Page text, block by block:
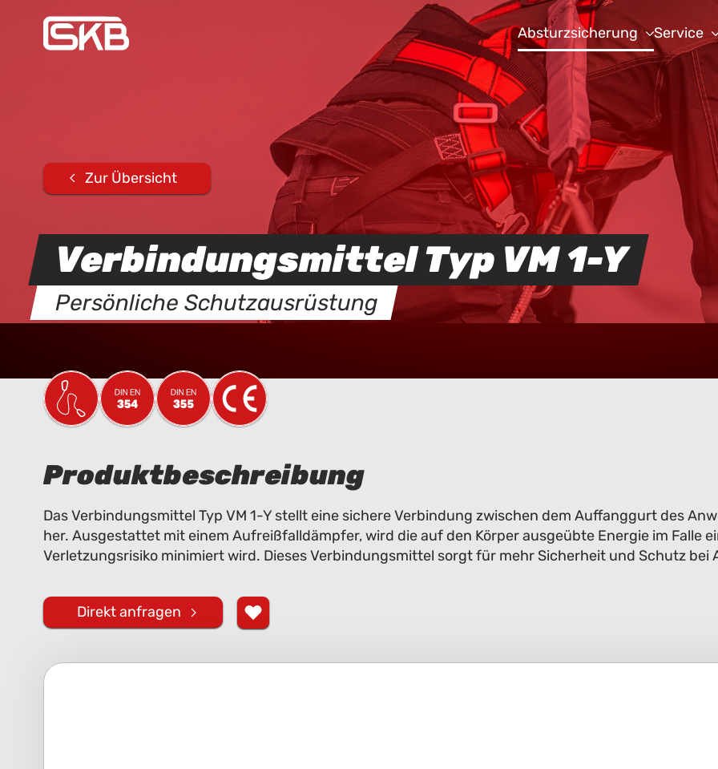
Absturzsicherung Service
Zur Übersicht
Verbindungsmittel Typ VM 1-Y
Persönliche Schutzausrüstung
Produktbeschreibung
Das Verbindungsmittel Typ VM 1-Y stellt eine sichere Verbindung zwischen dem Auffanggurt des
her. Ausgestattet mit einem Aufreißfalldämpfer, wird die auf den Körper ausgeübte Energie im Falle
Verletzungsrisiko minimiert wird. Dieses Verbindungsmittel sorgt für mehr Sicherheit und Schutz bei
Direkt anfragen